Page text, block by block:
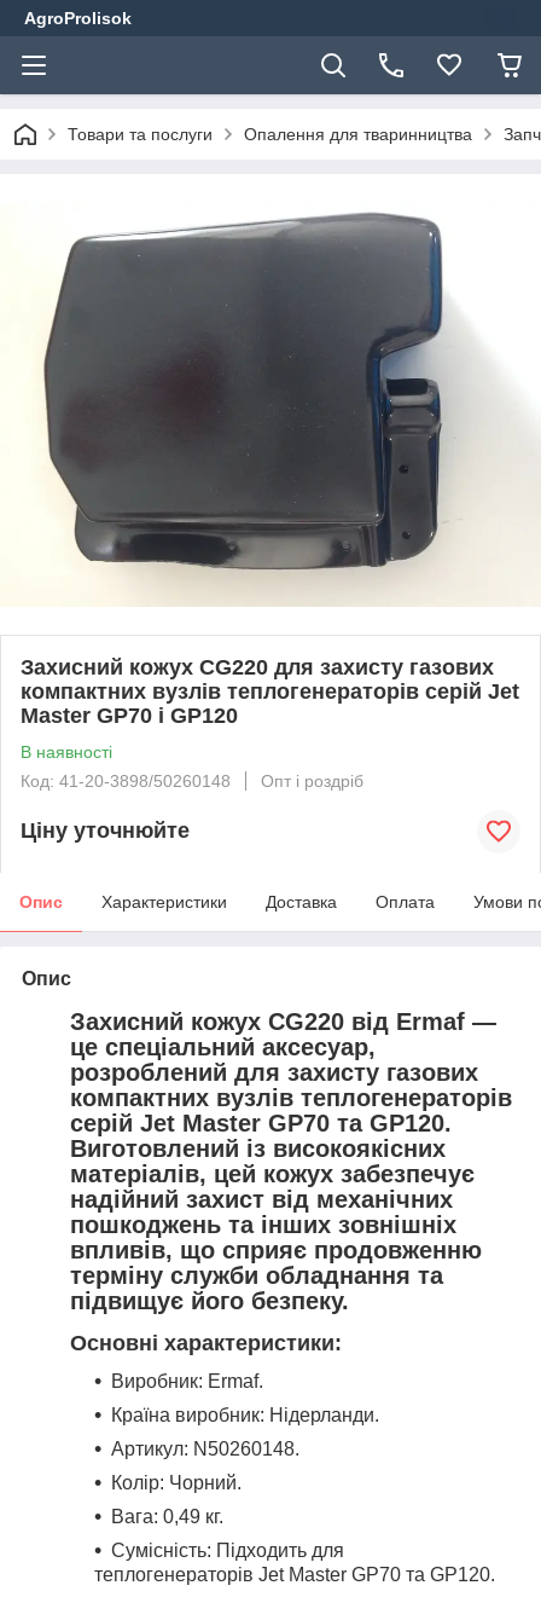
AgroProlisok
Товари та послуги Опалення для тваринництва
Захисний кожух CG220 для захисту газових
компактних вузлів теплогенераторів серій Jet
Master GP70 і GP120
В наявності
Код: 41-20-3898/50260148
Опт і роздріб
Ціну уточнюйте
Опис Характеристики Доставка Оплата Умови
Опис
Захисний кожух CG220 від Ermaf —
це спеціальний аксесуар,
розроблений для захисту газових
компактних вузлів теплогенераторів
серій Jet Master GP70 та GP120.
Виготовлений із високоякісних
матеріалів, цей кожух забезпечує
надійний захист від механічних
пошкоджень та інших зовнішніх
впливів, що сприяє продовженню
терміну служби обладнання та
підвищує його безпеку.
Основні характеристики:
Виробник: Ermaf.
Країна виробник: Нідерланди.
Артикул: N50260148.
Колір: Чорний.
Вага: 0,49 кг.
Сумісність: Підходить для
теплогенераторів Jet Master GP70 та GP120.